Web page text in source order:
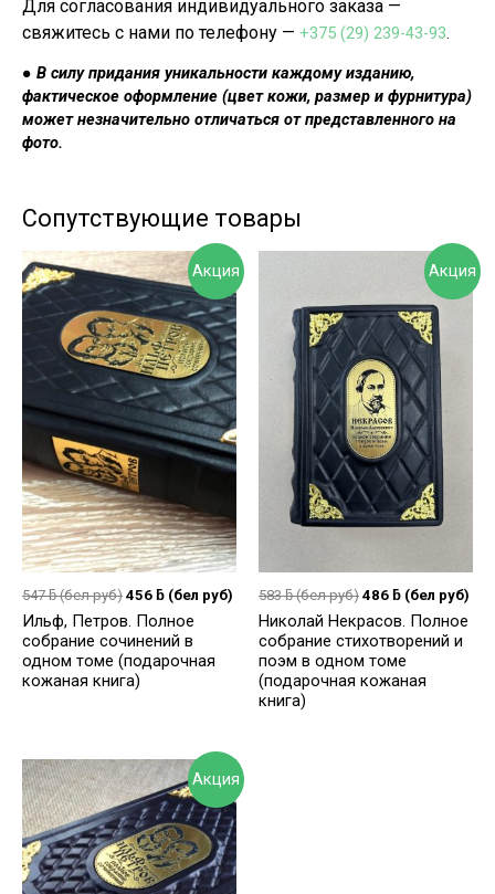
Для согласования индивидуального заказа —
свяжитесь с нами по телефону — +375 (29) 239-43-93
● В силу придания уникальности каждому изданию,
фактическое оформление (цвет кожи, размер и фурнитура)
может незначительно отличаться от представленного на
фото.
Сопутствующие товары
Акция
547ƃ(бел руб) 456 ƃ (бел руб)
Ильф, Петров. Полное
собрание сочинений в
одном томе (подарочная
кожаная книга)
Акция
583ƃ(бел руб) 486 ƃ (бел руб)
Николай Некрасов. Полное
собрание стихотворений и
поэм в одном томе
(подарочная кожаная
книга)
Акция